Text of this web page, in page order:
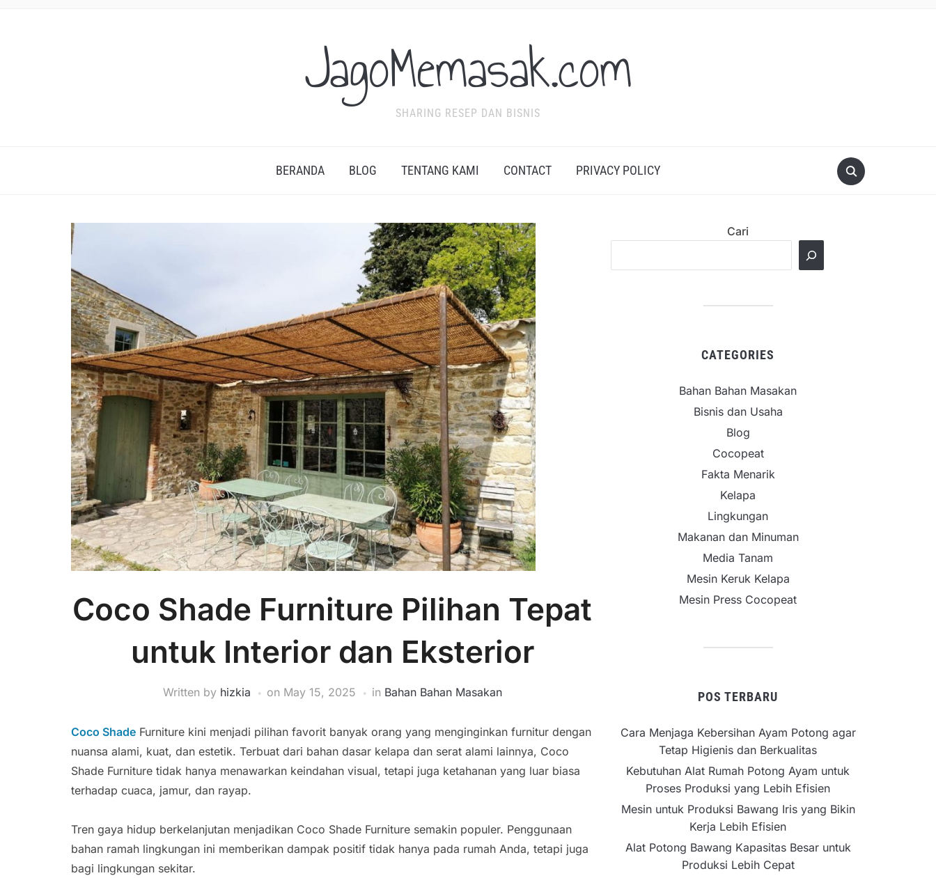
JagoMemasak.com
SHARING RESEP DAN BISNIS
BERANDA BLOG TENTANG KAMI CONTACT PRIVACY POLICY
Coco Shade Furniture Pilihan Tepat
untuk Interior dan Eksterior
Written by hizkia on May 15, 2025 in Bahan Bahan Masakan
Coco Shade Furniture kini menjadi pilihan favorit banyak orang yang menginginkan furnitur dengan
nuansa alami, kuat, dan estetik. Terbuat dari bahan dasar kelapa dan serat alami lainnya, Coco
Shade Furniture tidak hanya menawarkan keindahan visual, tetapi juga ketahanan yang luar biasa
terhadap cuaca, jamur, dan rayap.
Tren gaya hidup berkelanjutan menjadikan Coco Shade Furniture semakin populer. Penggunaan
bahan ramah lingkungan ini memberikan dampak positif tidak hanya pada rumah Anda, tetapi juga
bagi lingkungan sekitar.
Cari
CATEGORIES
Bahan Bahan Masakan
Bisnis dan Usaha
Blog
Cocopeat
Fakta Menarik
Kelapa
Lingkungan
Makanan dan Minuman
Media Tanam
Mesin Keruk Kelapa
Mesin Press Cocopeat
POS TERBARU
Cara Menjaga Kebersihan Ayam Potong agar
Tetap Higienis dan Berkualitas
Kebutuhan Alat Rumah Potong Ayam untuk
Proses Produksi yang Lebih Efisien
Mesin untuk Produksi Bawang Iris yang Bikin
Kerja Lebih Efisien
Alat Potong Bawang Kapasitas Besar untuk
Produksi Lebih Cepat